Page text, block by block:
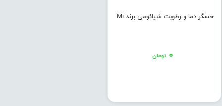
حسگر دما و رطوبت شیائومی برند Mi
۰ تومان